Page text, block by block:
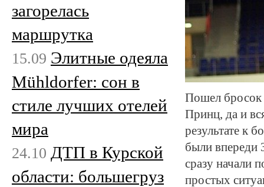
Пошел
Принц, да и
результате к
были впереди
сразу начали
простых
загорелась
маршрутка
15.09 Элитные одеяла
Mühldorfer: сон в
стиле лучших отелей
мира
24.10 ДТП в Курской
области: большегруз